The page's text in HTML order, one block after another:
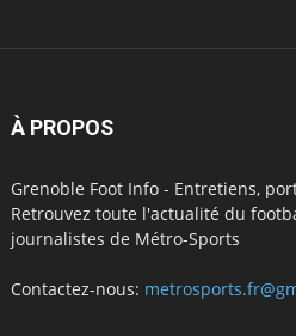
À PROPOS
Grenoble Foot Info - Entretiens,
Retrouvez toute l'actualité du
journalistes de Métro-Sports
Contactez-nous: